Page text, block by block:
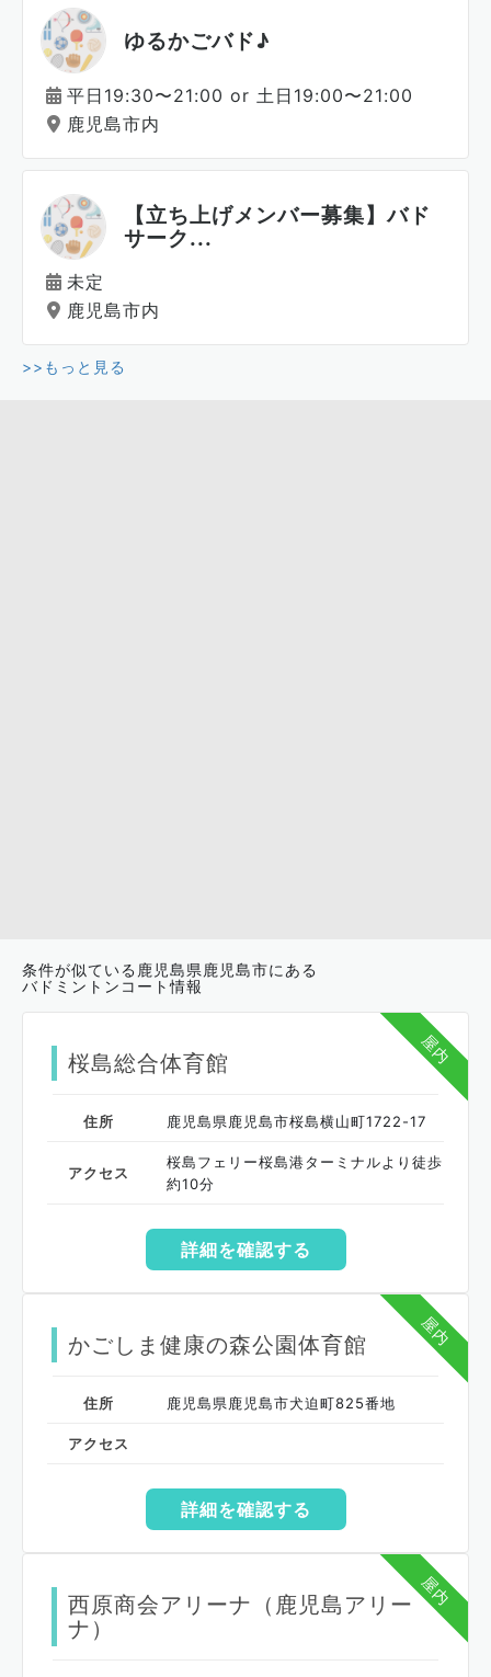
ゆるかごバド♪
平日19:30〜21:00 or 土日19:00〜21:00
鹿児島市内
【立ち上げメンバー募集】バド
サーク...
未定
鹿児島市内
>>もっと見る
条件が似ている鹿児島県鹿児島市にある
バドミントンコート情報
屋内
桜島総合体育館
住所 鹿児島県鹿児島市桜島横山町1722-17
アクセス
桜島フェリー桜島港ターミナルより徒歩
約10分
詳細を確認する
屋内
かごしま健康の森公園体育館
住所 鹿児島県鹿児島市犬迫町825番地
アクセス
詳細を確認する
屋内
西原商会アリーナ（鹿児島アリー
ナ）